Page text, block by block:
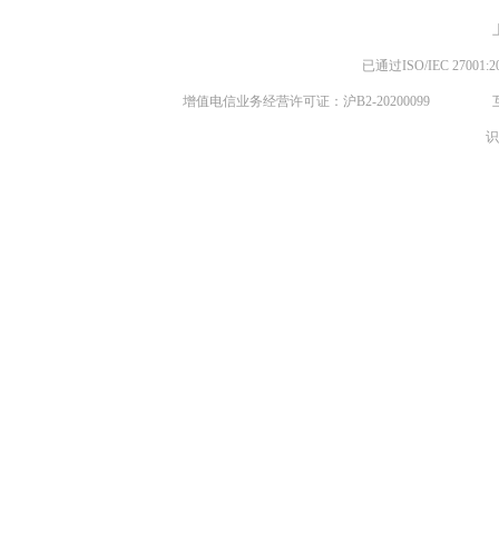
已通过ISO/IEC
增值电信业务经营许可证：沪B2-20200099